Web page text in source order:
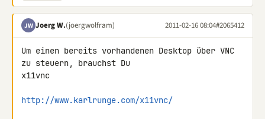
JW Joerg W.(joergwolfram) 2011-02-16 08:04#2065412
Um einen bereits vorhandenen Desktop über VNC
zu steuern, brauchst Du
x11vnc
http://www.karlrunge.com/x11vnc/